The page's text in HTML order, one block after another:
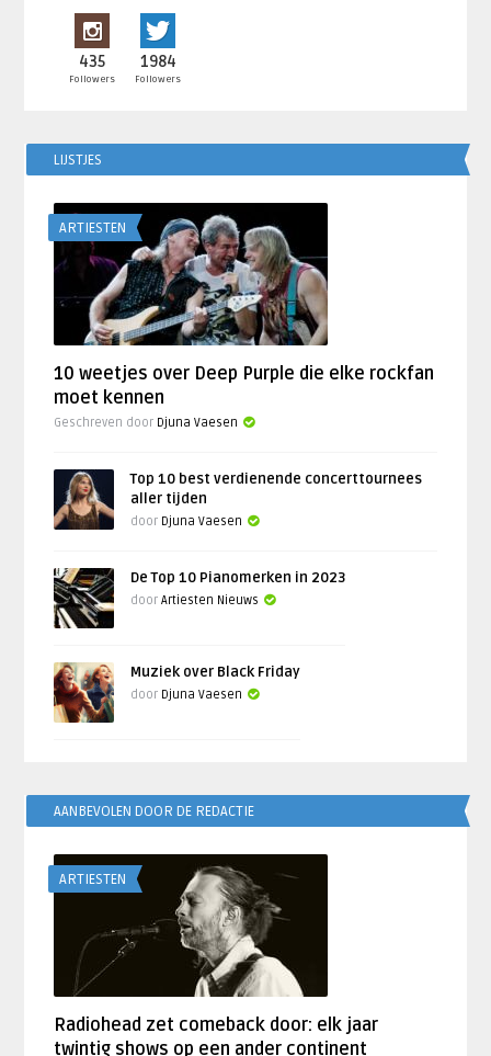
435
Followers
1984
Followers
LIJSTJES
ARTIESTEN
10 weetjes over Deep Purple die elke rockfan
moet kennen
Geschreven door Djuna Vaesen
Top 10 best verdienende concerttournees
aller tijden
door Djuna Vaesen
De Top 10 Pianomerken in 2023
doorArtiesten Nieuws
Muziek over Black Friday
door Djuna Vaesen
AANBEVOLEN DOOR DE REDACTIE
ARTIESTEN
Radiohead zet comeback door: elk jaar
twintig shows op een ander continent